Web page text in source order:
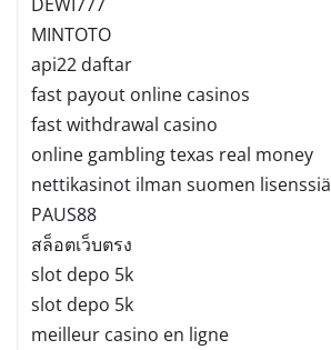
MINTOTO
api22 daftar
fast payout online casinos
fast withdrawal casino
online gambling texas real money
nettikasinot ilman suomen lisenssiä
PAUS88
สล็อตเว็บตรง
slot depo 5k
slot depo 5k
meilleur casino en ligne